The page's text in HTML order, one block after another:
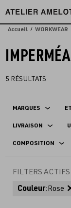
directement
auAccueil WORKWEAR
5 RÉSULTATS
MARQUES
LIVRAISON
COMPOSITION
FILTERS ACTIFS
Couleur:Rose